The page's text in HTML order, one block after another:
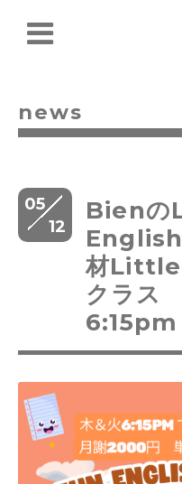
news
05
12
Bien
材Little
クラス
6:15pm